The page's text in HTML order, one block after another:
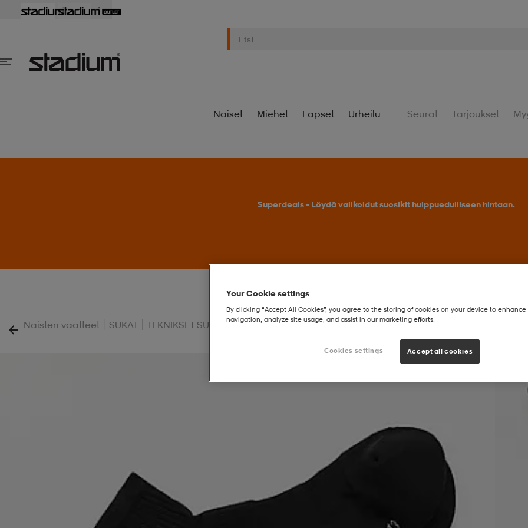
Naiset Miehet Lapset Urheilu Seurat Tarjoukset
Superdeals – Löydä valikoidut suosikit huippuedulliseen hintaan.
Naisten vaatteet | SUKAT | TEKNIKSET SUKAT | 3p Mid Golf Sock
Your Cookie settings
By clicking “Accept All Cookies”, you agree to the storing of cookies on your device to enhance
navigation, analyze site usage, and assist in our marketing efforts.
Cookies settings Accept all cookies